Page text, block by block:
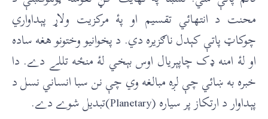
محنت د انتهائي تقسيم او پۀ مرکزيت ولاړ پېداواري
چوکاټ پاتې کېدل ناګزيره دي. د پخوانيو وختونو هغه ساده
او لۀ امنه ډک چاپېريال اوس بېخي لۀ منځه تللے دے. دا
خبره به ښائي چې لږه مبالغه وي چې نن سبا انساني نسل د
پېداوار د ارتکاز پر سياره (Planetary)تبديل شوے دے.